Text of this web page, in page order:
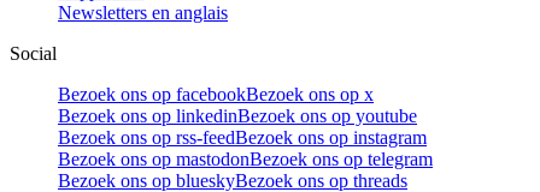
Newsletters en anglais
Social
Bezoek ons op facebookBezoek ons op x
Bezoek ons op linkedinBezoek ons op youtube
Bezoek ons op rss-feedBezoek ons op instagram
Bezoek ons op mastodonBezoek ons op telegram
Bezoek ons op blueskyBezoek ons op threads